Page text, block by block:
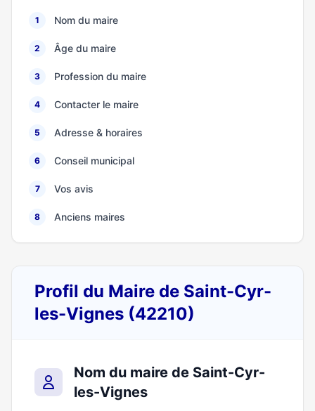
1 Nom du maire
2 Âge du maire
3 Profession du maire
4 Contacter le maire
5 Adresse & horaires
6 Conseil municipal
7 Vos avis
8 Anciens maires
Profil du Maire de Saint-Cyr-
les-Vignes (42210)
Nom du maire de Saint-Cyr-
les-Vignes